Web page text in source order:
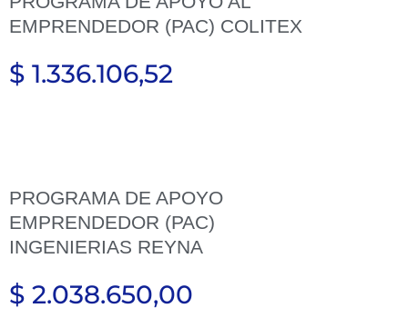
EMPRENDEDOR (PAC) COLITEX
$ 1.336.106,52
PROGRAMA DE APOYO
EMPRENDEDOR (PAC)
INGENIERIAS REYNA
$ 2.038.650,00